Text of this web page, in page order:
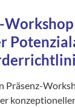
Präsenz-